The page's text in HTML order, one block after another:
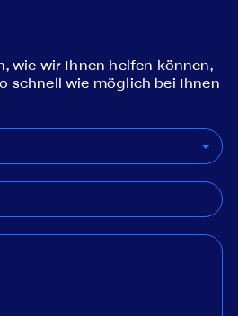
wie wir Ihnen helfen können,
schnell wie möglich bei Ihnen